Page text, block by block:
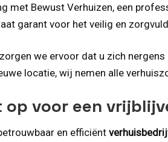
met Bewust Verhuizen, een
garant voor het veilig en
we ervoor dat u zich
locatie, wij nemen alle
op voor een
en efficiënt